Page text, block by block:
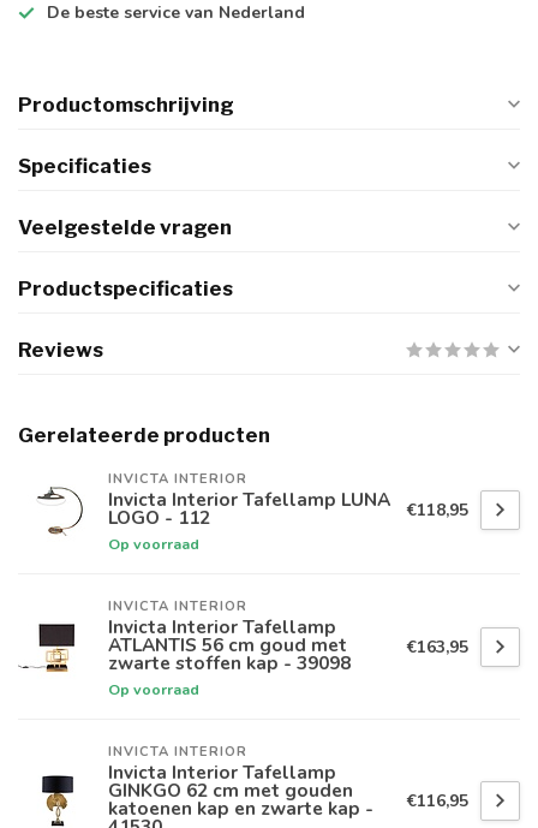
De beste service van Nederland
Productomschrijving
Specificaties
Veelgestelde vragen
Productspecificaties
Reviews
Gerelateerde producten
INVICTA INTERIOR
Invicta Interior Tafellamp LUNA
LOGO - 112
Op voorraad
€118,95
INVICTA INTERIOR
Invicta Interior Tafellamp
ATLANTIS 56 cm goud met
zwarte stoffen kap - 39098
Op voorraad
€163,95
INVICTA INTERIOR
Invicta Interior Tafellamp
GINKGO 62 cm met gouden
katoenen kap en zwarte kap - €116,95